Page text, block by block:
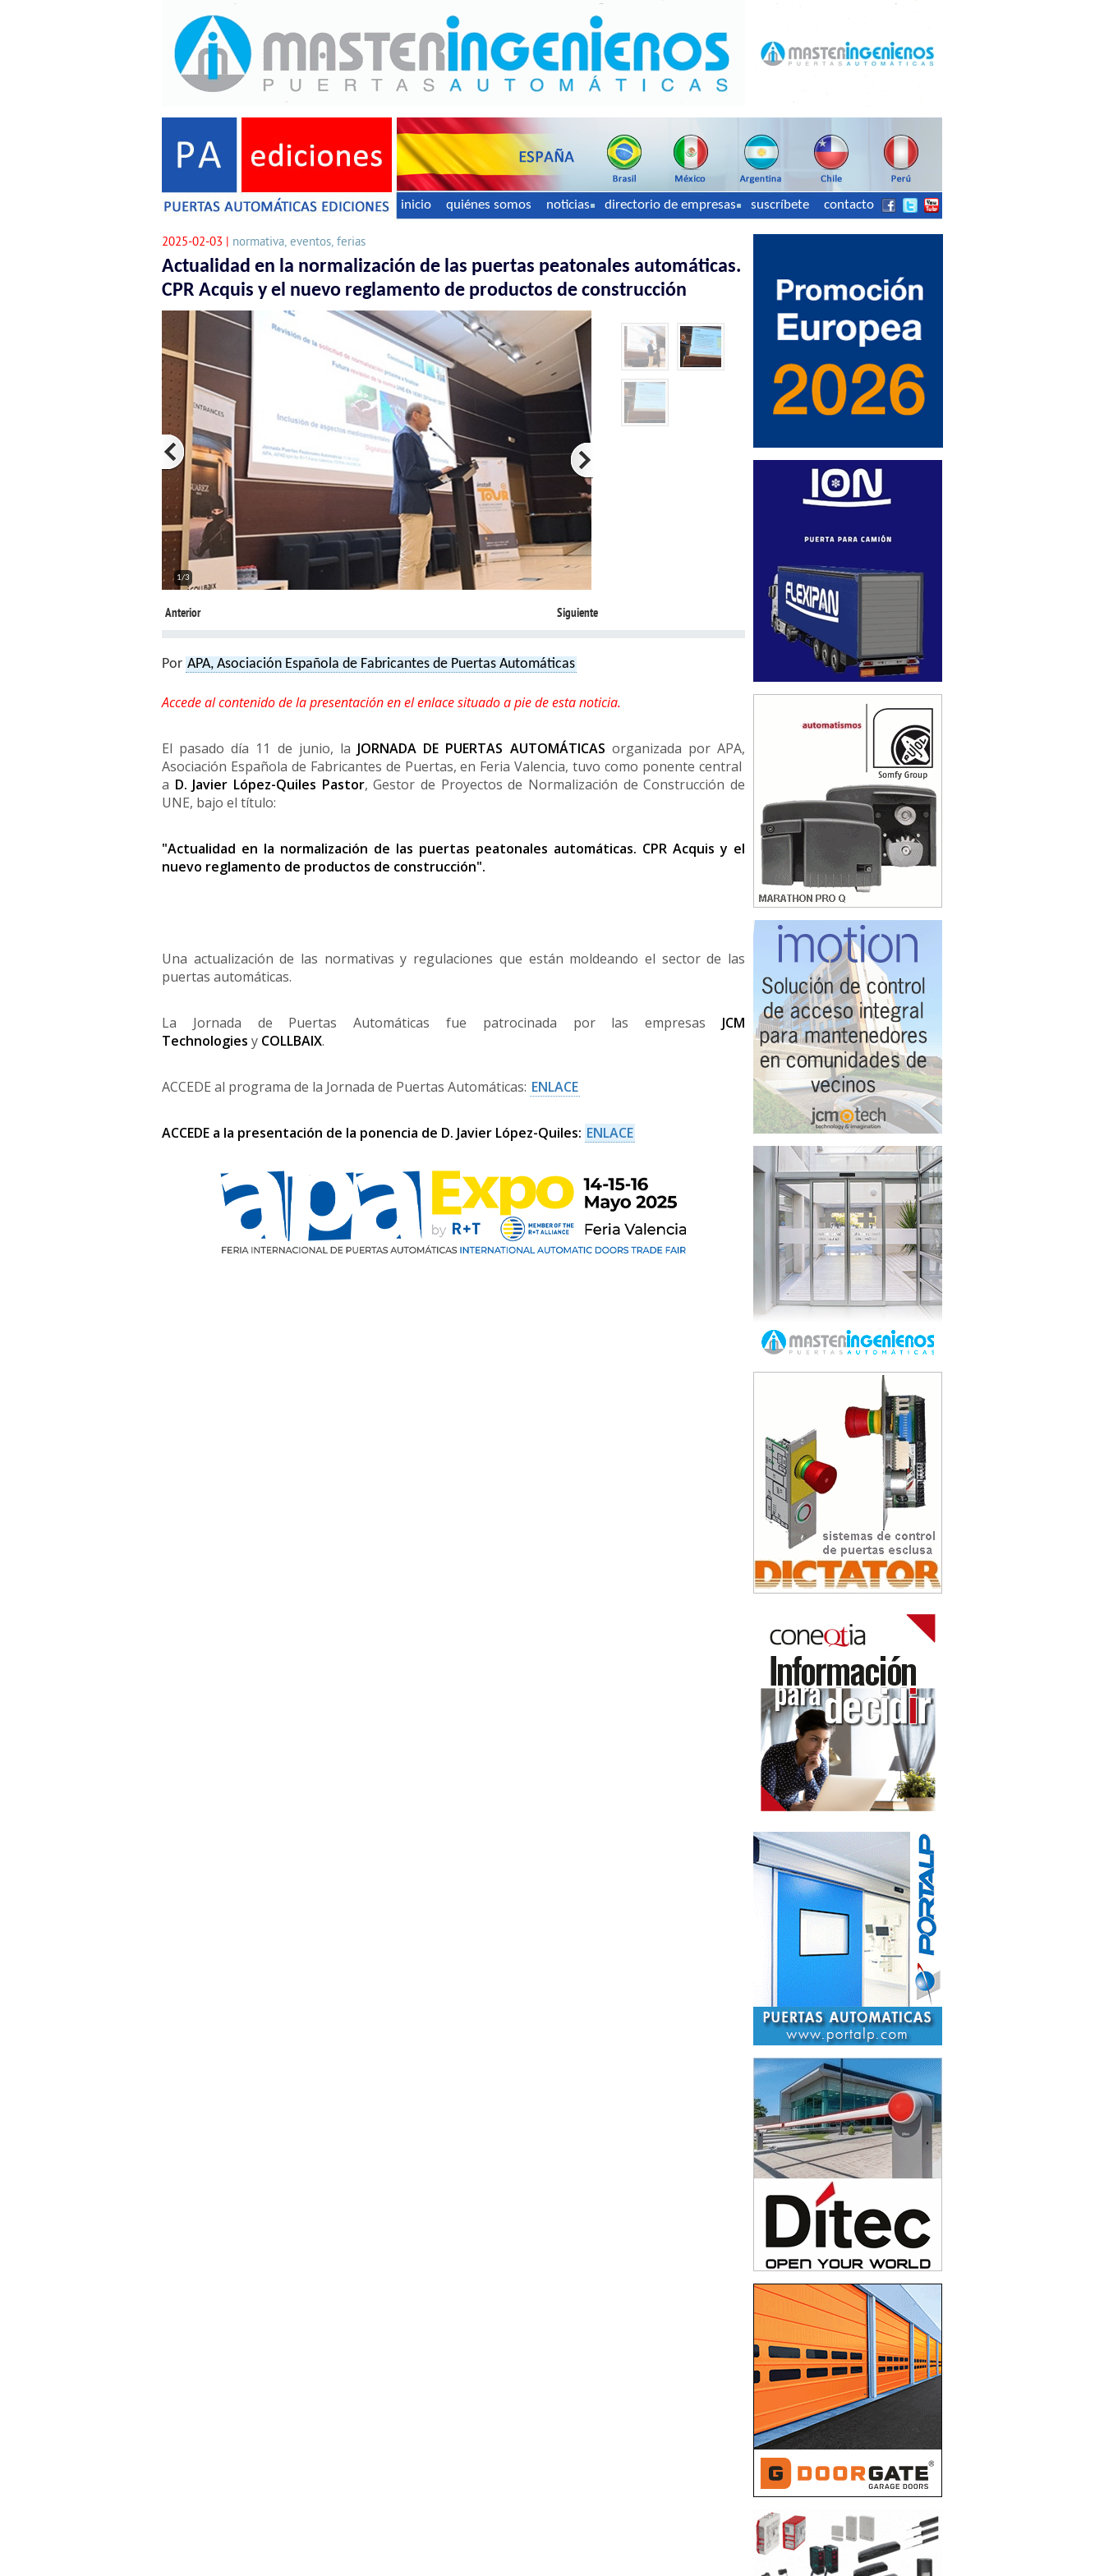
inicio quiénes somos noticias directorio de empresas suscríbete contacto
2025-02-03 | normativa, eventos, ferias
Actualidad en la normalización de las puertas peatonales automáticas.
CPR Acquis y el nuevo reglamento de productos de construcción
1/3
Anterior Siguiente
Por APA, Asociación Española de Fabricantes de Puertas Automáticas
Accede al contenido de la presentación en el enlace situado a pie de esta noticia.
El pasado día 11 de junio, la JORNADA DE PUERTAS AUTOMÁTICAS organizada por APA,
Asociación Española de Fabricantes de Puertas, en Feria Valencia, tuvo como ponente central
a D. Javier López-Quiles Pastor, Gestor de Proyectos de Normalización de Construcción de
UNE, bajo el título:
"Actualidad en la normalización de las puertas peatonales automáticas. CPR Acquis y el
nuevo reglamento de productos de construcción".
Una actualización de las normativas y regulaciones que están moldeando el sector de las
puertas automáticas.
La Jornada de Puertas Automáticas fue patrocinada por las empresas JCM
Technologies y COLLBAIX.
ACCEDE al programa de la Jornada de Puertas Automáticas: ENLACE
ACCEDE a la presentación de la ponencia de D. Javier López-Quiles: ENLACE